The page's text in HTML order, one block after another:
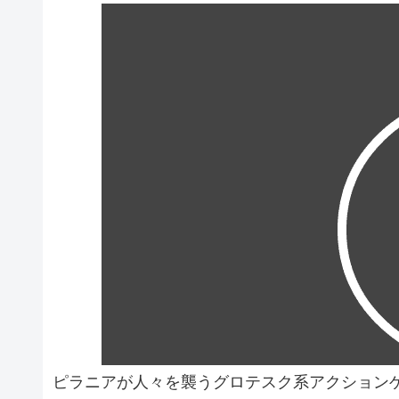
ピラニアが人々を襲うグロテスク系アクション